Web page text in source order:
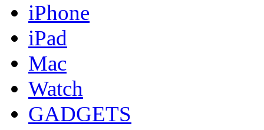
iPhone
iPad
Mac
Watch
GADGETS